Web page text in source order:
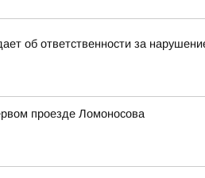
об ответственности за
проезде Ломоносова